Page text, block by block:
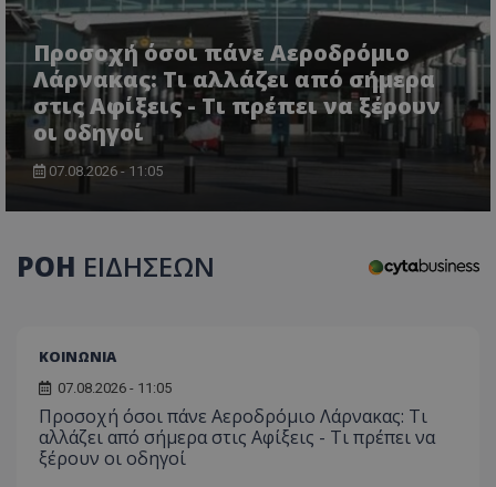
Προσοχή όσοι πάνε Αεροδρόμιο
Λάρνακας: Τι αλλάζει από σήμερα
στις Αφίξεις - Τι πρέπει να ξέρουν
οι οδηγοί
07.08.2026 - 11:05
ΡΟΗ ΕΙΔΗΣΕΩΝ
ΚΟΙΝΩΝΙΑ
07.08.2026 - 11:05
Προσοχή όσοι πάνε Αεροδρόμιο Λάρνακας: Τι
αλλάζει από σήμερα στις Αφίξεις - Τι πρέπει να
ξέρουν οι οδηγοί